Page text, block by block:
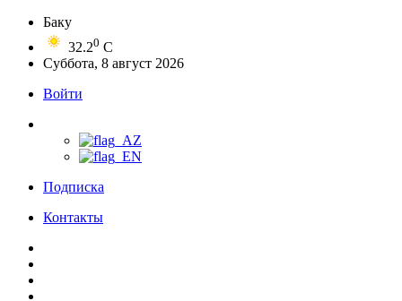
Баку
32.20 C
Суббота, 8 август 2026
Войти
Подписка
Контакты